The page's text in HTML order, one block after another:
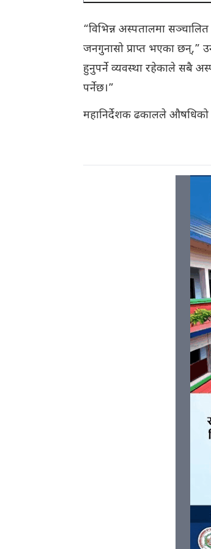
“विभिन्न अस्पतालमा
जनगुनासो प्राप्त भएका
हुनुपर्ने व्यवस्था रहेकाले सबै
पर्नेछ।”
महानिर्देशक ढकालले औषधिको